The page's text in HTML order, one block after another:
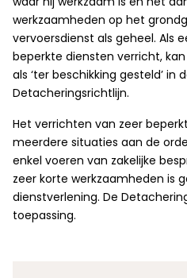
werkzaamheden op het
vervoersdienst als geheel. Als
beperkte diensten verricht,
als ‘ter beschikking gesteld’ in
Detacheringsrichtlijn.
Het verrichten van zeer
meerdere situaties aan de
enkel voeren van zakelijke
zeer korte werkzaamheden is
dienstverlening. De
toepassing.